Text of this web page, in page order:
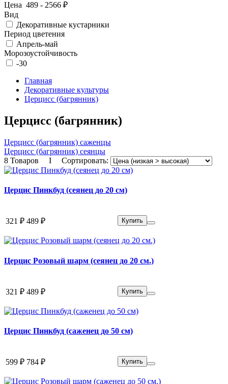
Цена 489 - 2566 ₽
Вид
Декоративные кустарники
Период цветения
Апрель-май
Морозоустойчивость
-30
Главная
Декоративные культуры
Церцисс (багрянник)
Церцисс (багрянник)
Церцисс (багрянник) саженцы
Церцисс (багрянник) сеянцы
8 Товаров I Сортировать:
Церцис Пинкбуд (сеянец до 20 см)
321 ₽ 489 ₽ Купить
Церцис Розовый шарм (сеянец до 20 см.)
321 ₽ 489 ₽ Купить
Церцис Пинкбуд (саженец до 50 см)
599 ₽ 784 ₽ Купить